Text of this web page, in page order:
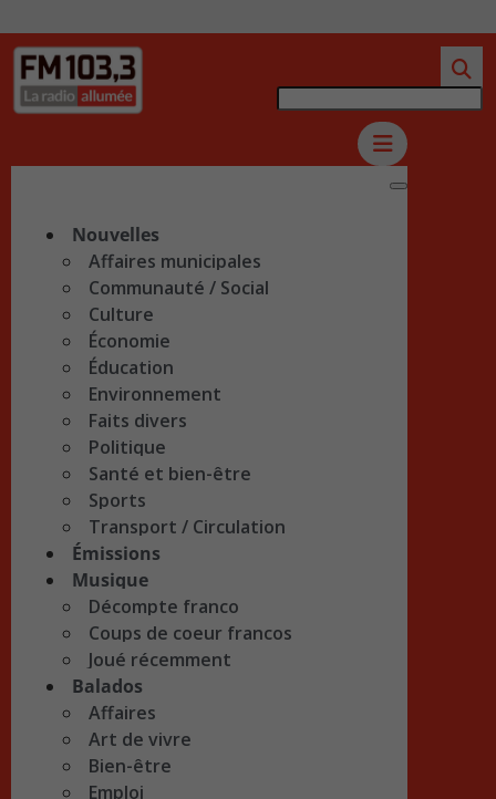
Nouvelles
Affaires municipales
Communauté / Social
Culture
Économie
Éducation
Environnement
Faits divers
Politique
Santé et bien-être
Sports
Transport / Circulation
Émissions
Musique
Décompte franco
Coups de coeur francos
Joué récemment
Balados
Affaires
Art de vivre
Bien-être
Emploi